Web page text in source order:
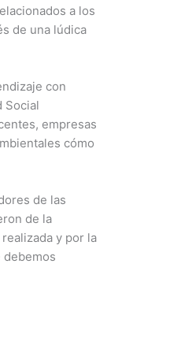
a los
de una lúdica
con
Social
empresas
cómo
de las
de la
y por la
debemos